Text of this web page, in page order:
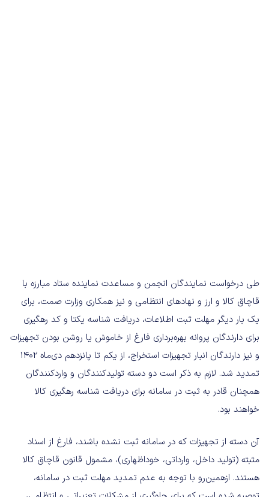
طی درخواست نمایندگان انجمن و مساعدت نماینده ستاد مبارزه با
قاچاق کالا و ارز و نهادهای انتظامی و نیز همکاری وزارت صمت، برای
یک بار دیگر مهلت ثبت اطلاعات، دریافت شناسه یکتا و کد رهگیری
برای دارندگان پروانه بهره‌برداری فارغ از خاموش یا روشن بودن تجهیزات
و نیز دارندگان انبار تجهیزات استخراج، از یکم تا پانزدهم دی‌ماه 1402
تمدید شد. لازم به ذکر است دو دسته تولیدکنندگان و واردکنندگان
همچنان قادر به ثبت در سامانه برای دریافت شناسه رهگیری کالا
خواهند بود.
آن دسته از تجهیزات که در سامانه ثبت نشده باشند، فارغ از اسناد
مثبته (تولید داخل، وارداتی، خوداظهاری)، مشمول قانون قاچاق کالا
هستند. ازهمین‌رو با توجه به عدم تمدید مهلت ثبت در سامانه،